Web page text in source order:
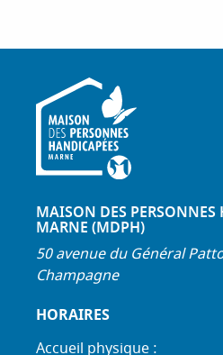
MAISON DES
MARNE (MDPH)
50 avenue du Général
Champagne
HORAIRES
Accueil physique :